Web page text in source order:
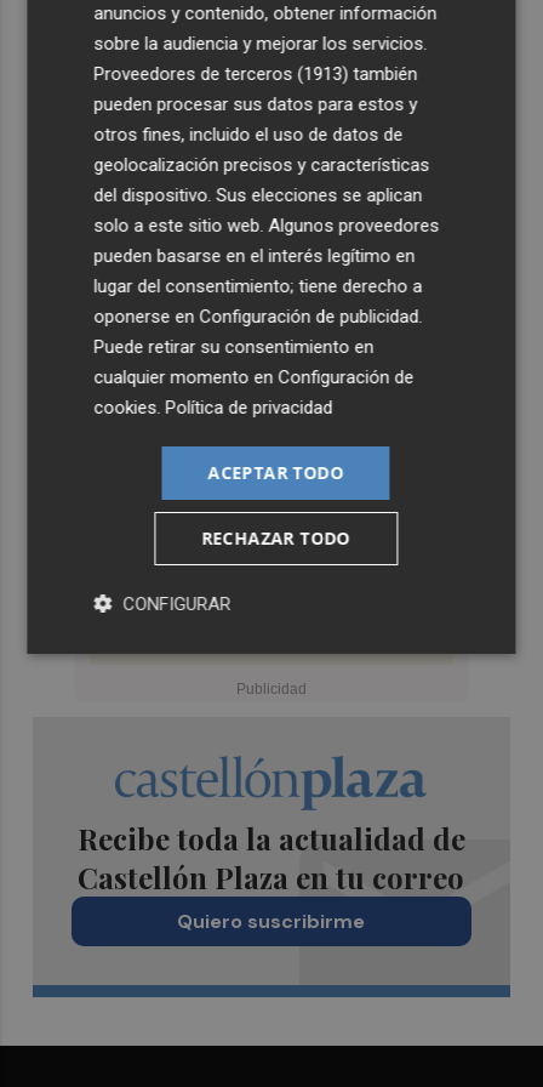
Más problemas en el lateral derecho: Monferrer sufre
una lesión muscular
San Javier da viabilidad al nuevo contrato del transporte
urbano y a un hotel de cuatro estrellas en La Manga con
324 habitaciones
Estos son los estrenos que abren la cartelera en agosto:
de la comedia 'El último mono' a una nueva entrega de
'La Patrulla Canina'
Recibe toda la actualidad de
Castellón Plaza en tu correo
Quiero suscribirme
anuncios y contenido, obtener información
sobre la audiencia y mejorar los servicios.
Proveedores de terceros (1913) también
pueden procesar sus datos para estos y
otros fines, incluido el uso de datos de
geolocalización precisos y características
del dispositivo. Sus elecciones se aplican
solo a este sitio web. Algunos proveedores
pueden basarse en el interés legítimo en
lugar del consentimiento; tiene derecho a
oponerse enConfiguración de publicidad
Puede retirar su consentimiento en
cualquier momento enConfiguración de
cookies .Política de privacidad
ACEPTAR TODO
RECHAZAR TODO
CONFIGURAR